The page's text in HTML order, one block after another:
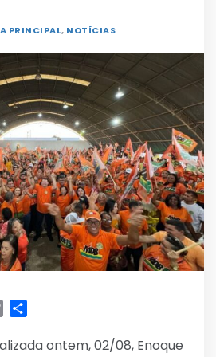
PRINCIPAL, NOTÍCIAS
Copy
ontem, 02/08, Enoque